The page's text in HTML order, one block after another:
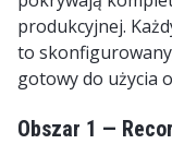
produkcyjnej.
to
gotowy do użycia
Obszar 1 —